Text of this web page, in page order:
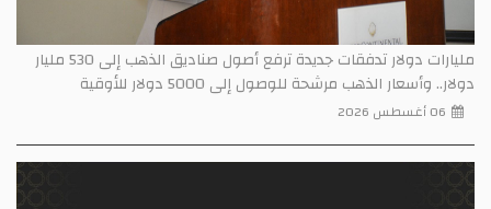
مليارات دولار تدفقات جديدة ترفع أصول صناديق الذهب إلى 530 مليار
دولار.. وأسعار الذهب مرشحة للوصول إلى 5000 دولار للأوقية
06 أغسطس 2026